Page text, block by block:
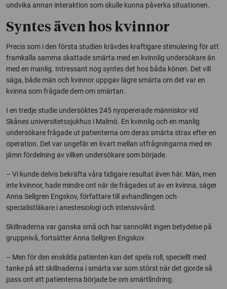
undvika annan interaktion som skulle kunna påverka situationen.
Syntes även hos kvinnor
Precis som i den första studien krävdes kraftigare stimulering för att
framkalla samma skattade smärta med en kvinnlig undersökare än
med en manlig. Intressant nog syntes det hos båda könen. Det vill
säga, både män och kvinnor uppgav lägre smärta om det var en
kvinna som frågade dem om smärtan.
I en tredje studie undersöktes 245 nyopererade människor vid
Skånes universitetssjukhus i Malmö. En kvinnlig och en manlig
undersökare frågade ut patienterna om deras smärta strax efter en
operation. Det var ungefär en kvart mellan utfrågningarna med en
jämn fördelning av vilken undersökare som började.
– Vi kunde delvis bekräfta våra tidigare resultat även här. Män, men
inte kvinnor, hade mindre ont när de frågades ut av en kvinna, säger
Anna Sellgren Engskov, författare till avhandlingen och
specialistläkare i anestesiologi och intensivvård.
Skillnaderna var ganska små och har sannolikt ingen betydelse på
gruppnivå, fortsätter Anna Sellgren Engskov.
– Men för den enskilda patienten kan det spela roll, speciellt med
tanke på att skillnaderna i smärta var som störst när det gjorde så
pass ont att patienterna började be om smärtlindring.